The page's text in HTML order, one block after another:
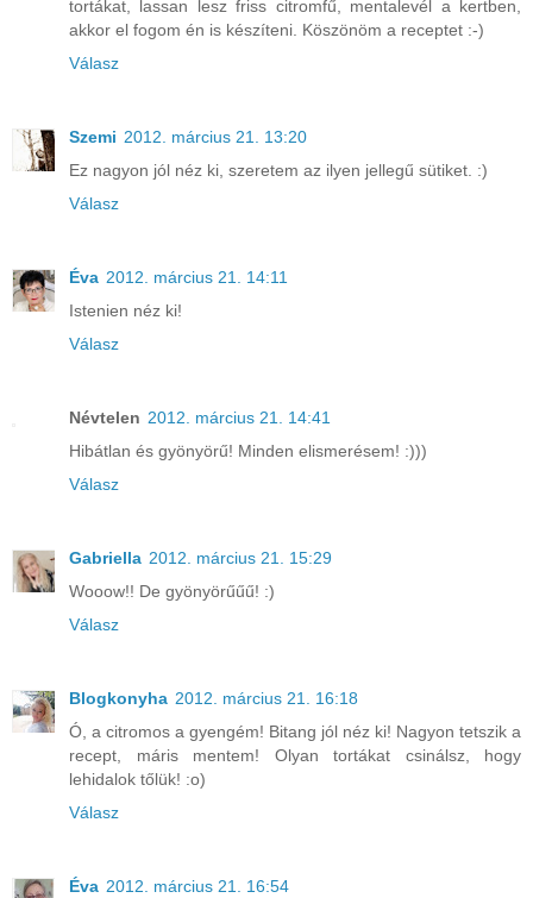
tortákat, lassan lesz friss citromfű, mentalevél a kertben,
akkor el fogom én is készíteni. Köszönöm a receptet :-)
Válasz
Szemi 2012. március 21. 13:20
Ez nagyon jól néz ki, szeretem az ilyen jellegű sütiket. :)
Válasz
Éva 2012. március 21. 14:11
Istenien néz ki!
Válasz
Névtelen 2012. március 21. 14:41
Hibátlan és gyönyörű! Minden elismerésem! :)))
Válasz
Gabriella 2012. március 21. 15:29
Wooow!! De gyönyörűűű! :)
Válasz
Blogkonyha 2012. március 21. 16:18
Ó, a citromos a gyengém! Bitang jól néz ki! Nagyon tetszik a
recept, máris mentem! Olyan tortákat csinálsz, hogy
lehidalok tőlük! :o)
Válasz
Éva 2012. március 21. 16:54